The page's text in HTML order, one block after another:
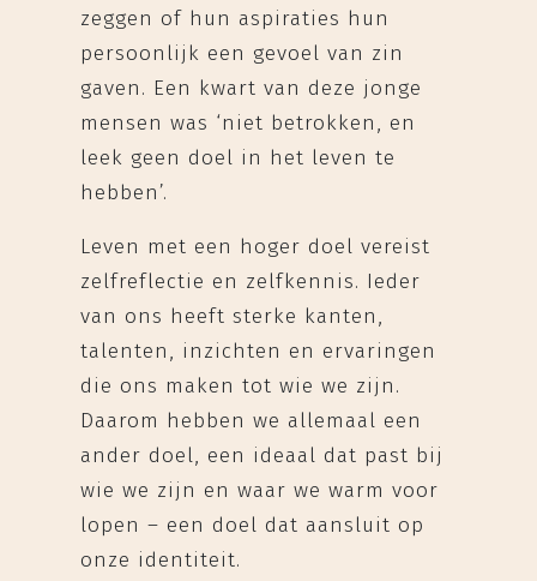
zeggen of hun aspiraties hun
persoonlijk een gevoel van zin
gaven. Een kwart van deze jonge
mensen was ‘niet betrokken, en
leek geen doel in het leven te
hebben’.
Leven met een hoger doel vereist
zelfreflectie en zelfkennis. Ieder
van ons heeft sterke kanten,
talenten, inzichten en ervaringen
die ons maken tot wie we zijn.
Daarom hebben we allemaal een
ander doel, een ideaal dat past bij
wie we zijn en waar we warm voor
lopen – een doel dat aansluit op
onze identiteit.